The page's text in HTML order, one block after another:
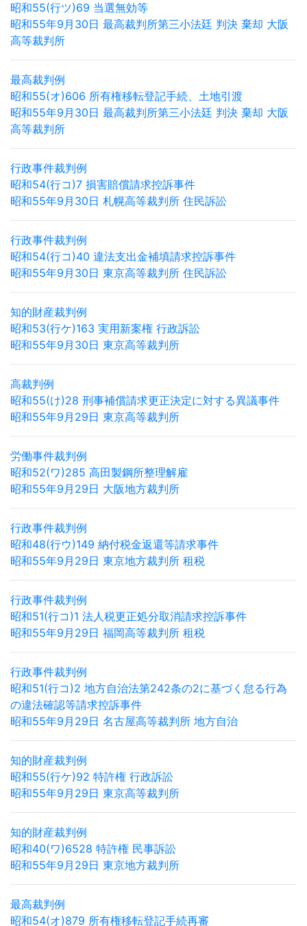
昭和55(行ツ)69 当選無効等
昭和55年9月30日 最高裁判所第三小法廷 判決 棄却 大阪
高等裁判所
最高裁判例
昭和55(オ)606 所有権移転登記手続、土地引渡
昭和55年9月30日 最高裁判所第三小法廷 判決 棄却 大阪
高等裁判所
行政事件裁判例
昭和54(行コ)7 損害賠償請求控訴事件
昭和55年9月30日 札幌高等裁判所 住民訴訟
行政事件裁判例
昭和54(行コ)40 違法支出金補填請求控訴事件
昭和55年9月30日 東京高等裁判所 住民訴訟
知的財産裁判例
昭和53(行ケ)163 実用新案権 行政訴訟
昭和55年9月30日 東京高等裁判所
高裁判例
昭和55(け)28 刑事補償請求更正決定に対する異議事件
昭和55年9月29日 東京高等裁判所
労働事件裁判例
昭和52(ワ)285 高田製鋼所整理解雇
昭和55年9月29日 大阪地方裁判所
行政事件裁判例
昭和48(行ウ)149 納付税金返還等請求事件
昭和55年9月29日 東京地方裁判所 租税
行政事件裁判例
昭和51(行コ)1 法人税更正処分取消請求控訴事件
昭和55年9月29日 福岡高等裁判所 租税
行政事件裁判例
昭和51(行コ)2 地方自治法第242条の2に基づく怠る行為
の違法確認等請求控訴事件
昭和55年9月29日 名古屋高等裁判所 地方自治
知的財産裁判例
昭和55(行ケ)92 特許権 行政訴訟
昭和55年9月29日 東京高等裁判所
知的財産裁判例
昭和40(ワ)6528 特許権 民事訴訟
昭和55年9月29日 東京地方裁判所
最高裁判例
昭和54(オ)879 所有権移転登記手続再審